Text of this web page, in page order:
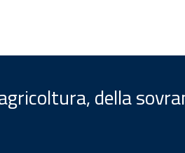
della